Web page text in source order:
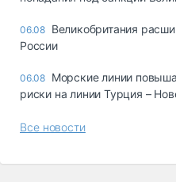
06.08 Великобритания
России
06.08 Морские линии
риски на линии Турция –
Все новости